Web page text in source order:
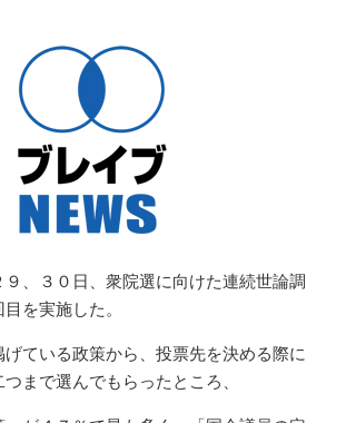
、３０日、衆院選に向けた連続世論調
を実施した。
ている政策から、投票先を決める際に
まで選んでもらったところ、